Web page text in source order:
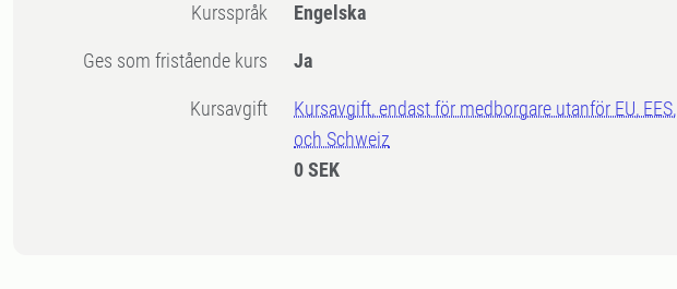
Kursspråk Engelska
Ges som fristående kurs Ja
Kursavgift
Kursavgift, endast för medborgare utanför EU, EES,
och Schweiz
0 SEK